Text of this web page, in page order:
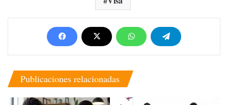
Publicaciones relacionadas